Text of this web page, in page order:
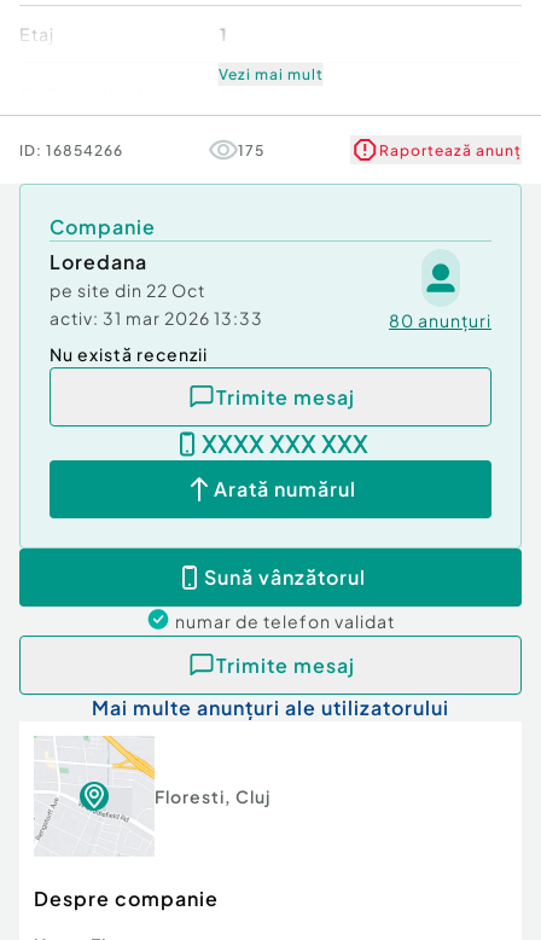
Etaj 1
Număr niveluri imobil 3
Comfort
Vezi mai mult
ID: 16854266 175 Raportează anunț
Companie
Loredana
pe site din 22 Oct
activ: 31 mar 2026 13:33 80 anunțuri
Nu există recenzii
Trimite mesaj
XXXX XXX XXX
Arată numărul
Sună vânzătorul
numar de telefon validat
Trimite mesaj
Mai multe anunțuri ale utilizatorului
Floresti, Cluj
Despre companie